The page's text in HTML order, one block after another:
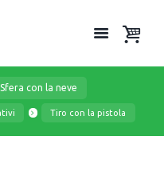
Sfera con la neve
Tiro con la pistola